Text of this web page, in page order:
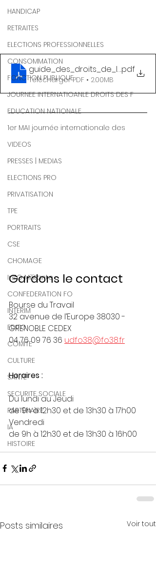
HANDICAP
RETRAITES
ELECTIONS PROFESSIONNELLES
CONSOMMATION
FONCTION PUBLIQUE
JOURNEE INTERNATIOANLE DROITS DES F
EDUCATION NATIONALE
1er MAI journée internationale des
VIDEOS
PRESSES | MEDIAS
ELECTIONS PRO
PRIVATISATION
TPE
PORTRAITS
CSE
CHOMAGE
InFO Militante
CONFEDERATION FO
INTERIM
EDITO
COMITE
CULTURE
SANTE
SECURITE SOCIALE
PARTENAIRE
IA
HISTOIRE
.pdf
Télécharger PDF • 2.00MB
Gardons le contact
Bourse du Travail
32 avenue de l’Europe 38030 -
GRENOBLE CEDEX
04 76 09 76 36 udfo38@fo38.fr
Horaires :
Du lundi au Jeudi
de 9h à 12h30 et de 13h30 à 17h00
Vendredi
de 9h à 12h30 et de 13h30 à 16h00
Posts similaires Voir tout